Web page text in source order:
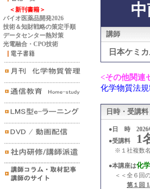
＜新刊書籍＞
バイオ医薬品開発2026
技術＆知財戦略の策定手順
データセンター熱対策
光電融合・CPO技術
講師
日本ケミ
<その他関連
化学物質法
日時・受講料
●日 時 2026
●受講料
1
※１社複数名
●本講座は化
＜＜全６回
第１回